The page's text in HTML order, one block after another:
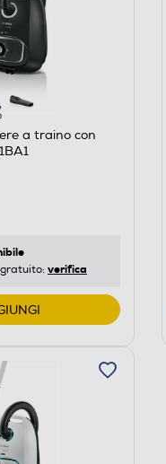
a traino con
verifica